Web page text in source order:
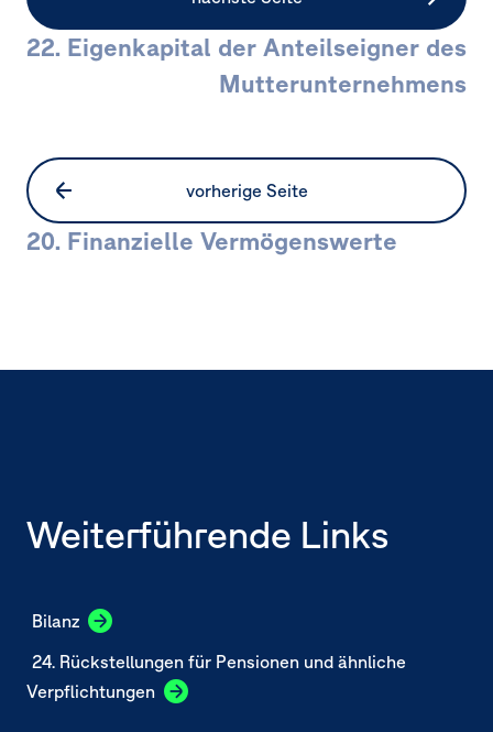
vorherige Seite
20. Finanzielle Vermögenswerte
22. Eigenkapital der Anteilseigner des
Mutterunternehmens
Weiterführende Links
Bilanz
24. Rückstellungen für Pensionen und ähnliche
Verpflichtungen